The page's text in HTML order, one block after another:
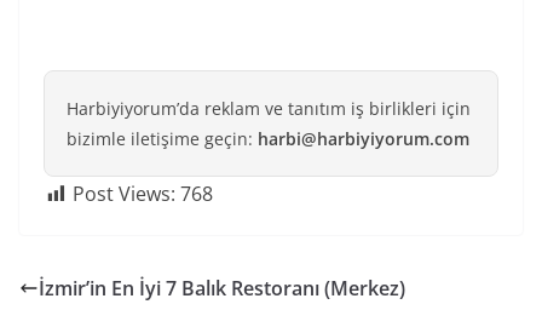
Harbiyiyorum’da reklam ve tanıtım iş birlikleri için
bizimle iletişime geçin: harbi@harbiyiyorum.com
Post Views: 768
İzmir’in En İyi 7 Balık Restoranı (Merkez)